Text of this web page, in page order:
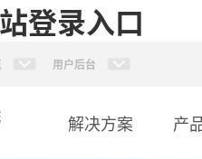
登录入口
用户后台
解决方案 产